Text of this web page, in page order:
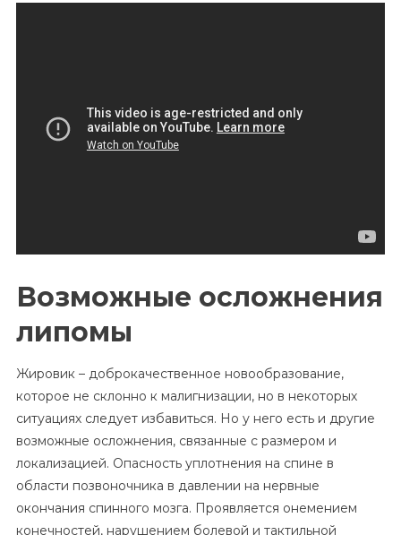
Возможные осложнения
липомы
Жировик – доброкачественное новообразование,
которое не склонно к малигнизации, но в некоторых
ситуациях следует избавиться. Но у него есть и другие
возможные осложнения, связанные с размером и
локализацией. Опасность уплотнения на спине в
области позвоночника в давлении на нервные
окончания спинного мозга. Проявляется онемением
конечностей, нарушением болевой и тактильной